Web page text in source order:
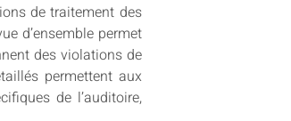
de traitement des
d’ensemble permet
des violations de
permettent aux
de l’auditoire,